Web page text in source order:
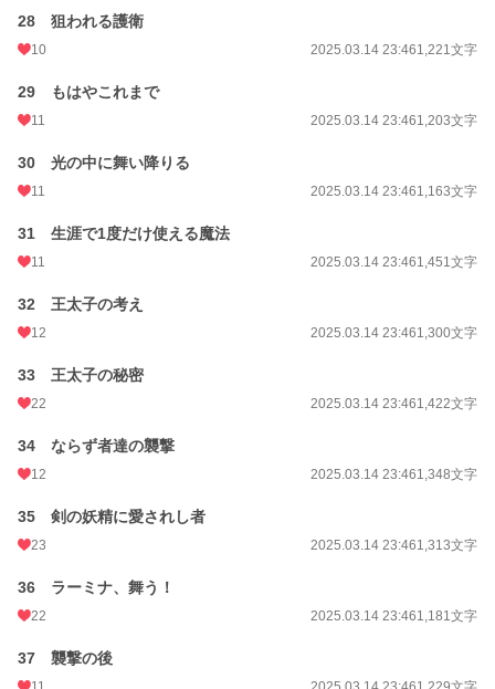
28 狙われる護衛
10 2025.03.14 23:461,221文字
29 もはやこれまで
11 2025.03.14 23:461,203文字
30 光の中に舞い降りる
11 2025.03.14 23:461,163文字
31 生涯で1度だけ使える魔法
11 2025.03.14 23:461,451文字
32 王太子の考え
12 2025.03.14 23:461,300文字
33 王太子の秘密
22 2025.03.14 23:461,422文字
34 ならず者達の襲撃
12 2025.03.14 23:461,348文字
35 剣の妖精に愛されし者
23 2025.03.14 23:461,313文字
36 ラーミナ、舞う！
22 2025.03.14 23:461,181文字
37 襲撃の後